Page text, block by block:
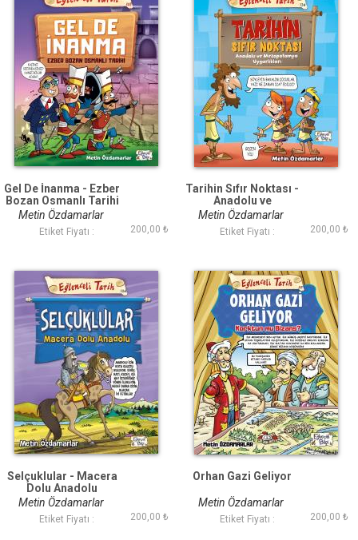
Gel De İnanma - Ezber
Bozan Osmanlı Tarihi
Metin Özdamarlar
Etiket Fiyatı : 200,00 ₺
Tarihin Sıfır Noktası -
Anadolu ve
Mezopotamya
Uygarlıkları
Metin Özdamarlar
Etiket Fiyatı : 200,00 ₺
Selçuklular - Macera
Dolu Anadolu
Metin Özdamarlar
Etiket Fiyatı : 200,00 ₺
Orhan Gazi Geliyor
Metin Özdamarlar
Etiket Fiyatı : 200,00 ₺